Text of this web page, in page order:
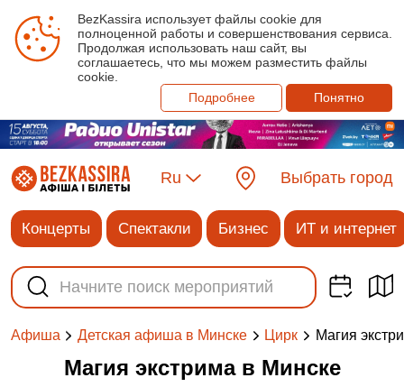
BezKassira использует файлы cookie для
полноценной работы и совершенствования сервиса.
Продолжая использовать наш сайт, вы
соглашаетесь, что мы можем разместить файлы
cookie.
Подробнее
Понятно
Ru Выбрать город
Концерты Спектакли Бизнес ИТ и интернет
Афиша Детская афиша в Минске Цирк Магия
Магия экстрима в Минске